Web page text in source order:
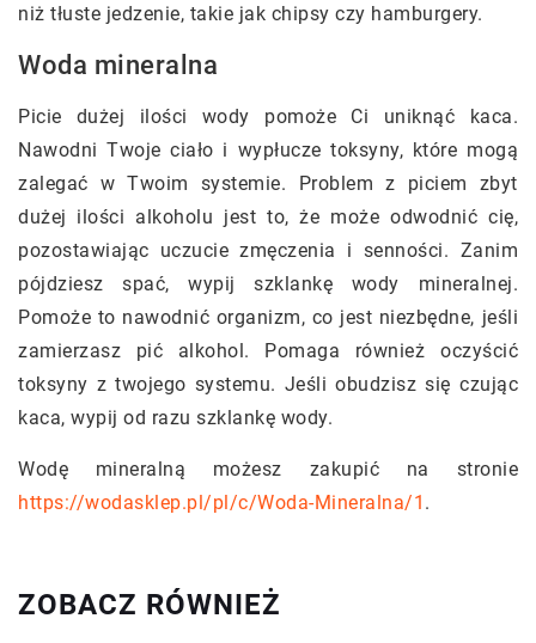
niż tłuste jedzenie, takie jak chipsy czy hamburgery.
Woda mineralna
Picie dużej ilości wody pomoże Ci uniknąć kaca.
Nawodni Twoje ciało i wypłucze toksyny, które mogą
zalegać w Twoim systemie. Problem z piciem zbyt
dużej ilości alkoholu jest to, że może odwodnić cię,
pozostawiając uczucie zmęczenia i senności. Zanim
pójdziesz spać, wypij szklankę wody mineralnej.
Pomoże to nawodnić organizm, co jest niezbędne, jeśli
zamierzasz pić alkohol. Pomaga również oczyścić
toksyny z twojego systemu. Jeśli obudzisz się czując
kaca, wypij od razu szklankę wody.
Wodę mineralną możesz zakupić na stronie
https://wodasklep.pl/pl/c/Woda-Mineralna/1 .
ZOBACZ RÓWNIEŻ